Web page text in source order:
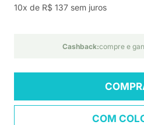
10x de R$ 137 sem juros
Cashback:compre e
COM